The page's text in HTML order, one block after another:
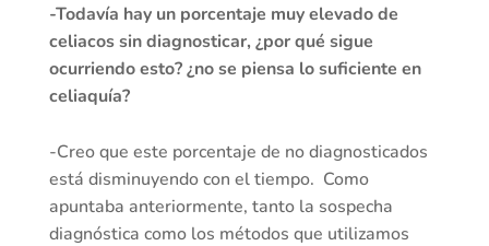
-Todavía hay un porcentaje muy elevado de
celiacos sin diagnosticar, ¿por qué sigue
ocurriendo esto? ¿no se piensa lo suficiente en
celiaquía?
-Creo que este porcentaje de no diagnosticados
está disminuyendo con el tiempo. Como
apuntaba anteriormente, tanto la sospecha
diagnóstica como los métodos que utilizamos